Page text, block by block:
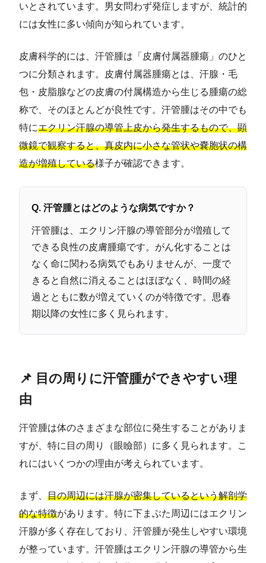
いとされています。男女問わず発症しますが、統計的
には女性に多い傾向が知られています。
皮膚科学的には、汗管腫は「皮膚付属器腫瘍」のひと
つに分類されます。皮膚付属器腫瘍とは、汗腺・毛
包・皮脂腺などの皮膚の付属構造から生じる腫瘍の総
称で、そのほとんどが良性です。汗管腫はその中でも
特にエクリン汗腺の導管上皮から発生するもので、顕
微鏡で観察すると、真皮内に小さな管状や嚢胞状の構
造が増殖している様子が確認できます。
Q. 汗管腫とはどのような病気ですか？
汗管腫は、エクリン汗腺の導管部分が増殖して
できる良性の皮膚腫瘍です。がん化することは
なく命に関わる病気でもありませんが、一度で
きると自然に消えることはほぼなく、時間の経
過とともに数が増えていくのが特徴です。思春
期以降の女性に多く見られます。
📌 目の周りに汗管腫ができやすい理
由
汗管腫は体のさまざまな部位に発生することがありま
すが、特に目の周り（眼瞼部）に多く見られます。こ
れにはいくつかの理由が考えられています。
まず、 目の周辺には汗腺が密集しているという解剖学
的な特徴があります。特に下まぶた周辺にはエクリン
汗腺が多く存在しており、汗管腫が発生しやすい環境
が整っています。汗管腫はエクリン汗腺の導管から生